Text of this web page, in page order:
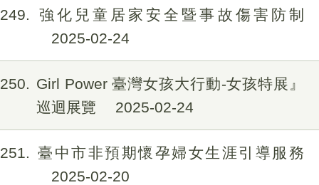
249
強化兒童居家安全暨事故傷害防制
2025-02-24
250
Girl Power 臺灣女孩大行動-女孩特展』
巡迴展覽
2025-02-24
251
臺中市非預期懷孕婦女生涯引導服務
2025-02-20